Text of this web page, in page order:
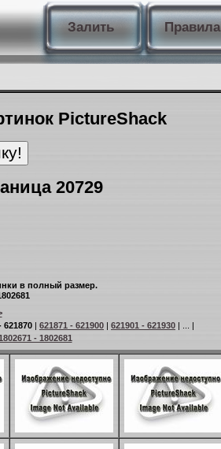
Залить Правила
PictureShack
20729
в полный размер.
621870 | 621871 - 621900 | 621901 - 621930 | ... |
- 1802681